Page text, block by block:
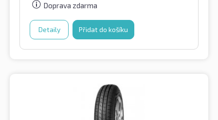
Doprava zdarma
Detaily Přidat do košíku